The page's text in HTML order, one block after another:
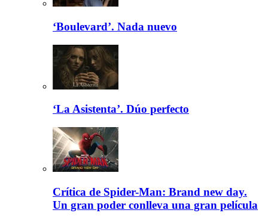
‘Boulevard’. Nada nuevo
‘La Asistenta’. Dúo perfecto
Crítica de Spider-Man: Brand new day.
Un gran poder conlleva una gran película